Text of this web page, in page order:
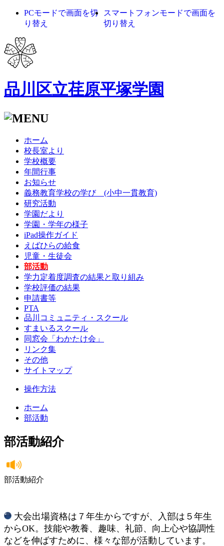
PCモードで画面を切
り替え
スマートフォンモードで画面を
切り替え
品川区立荏原平塚学園
ホーム
校長室より
学校概要
年間行事
お知らせ
義務教育学校の学び (小中一貫教育)
研究活動
学園だより
学園・学年の様子
iPad操作ガイド
えばひらの給食
児童・生徒会
部活動
学力定着度調査の結果と取り組み
学校評価の結果
申請書等
PTA
品川コミュニティ・スクール
すまいるスクール
同窓会「わかたけ会」
リンク集
その他
サイトマップ
操作方法
ホーム
部活動
部活動紹介
部活動紹介
大会出場資格は７年生からですが、入部は５年生
からOK。技能や教養、趣味、礼節、向上心や協調性
などを伸ばすために、様々な部が活動しています。